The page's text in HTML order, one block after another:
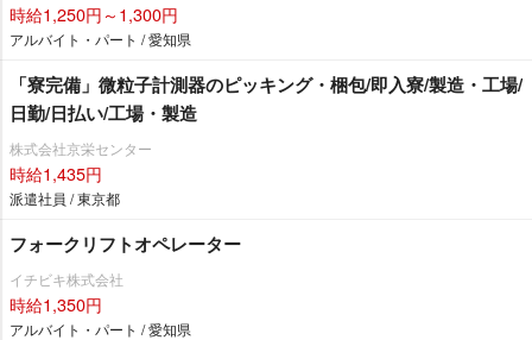
時給1,250円～1,300円
アルバイト・パート / 愛知県
「寮完備」微粒子計測器のピッキング・梱包/即入寮/製造・工場/
日勤/日払い/工場・製造
株式会社京栄センター
時給1,435円
派遣社員 / 東京都
フォークリフトオペレーター
イチビキ株式会社
時給1,350円
アルバイト・パート / 愛知県